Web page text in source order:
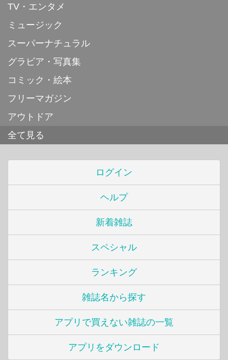
TV・エンタメ
ミュージック
スーパーナチュラル
グラビア・写真集
コミック・絵本
フリーマガジン
アウトドア
全て見る
ログイン
ヘルプ
新着雑誌
スペシャル
ランキング
雑誌名から探す
アプリで買えない雑誌の一覧
アプリをダウンロード